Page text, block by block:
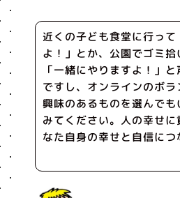
近くの子ども食堂に行って
よ！」とか、公園でゴミ
「一緒にやりますよ！」
ですし、オンラインのボ
興味のあるものを選んで
みてください。人の幸せ
なた自身の幸せと自信につ